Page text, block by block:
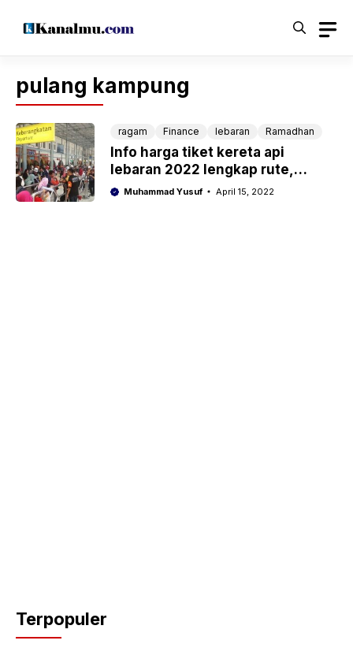
pulang kampung
ragam Finance lebaran Ramadhan
Info harga tiket kereta api
lebaran 2022 lengkap rute,
syarat da tips membelinya
Muhammad Yusuf April 15, 2022
Terpopuler